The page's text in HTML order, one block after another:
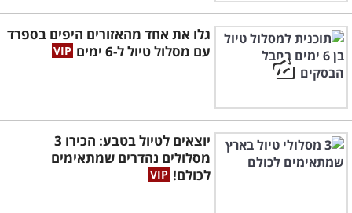
גלו את אחד מהאזורים היפים בספרד
עם מסלול טיול ל-6 ימים
יוצאים לטיול בטבע: הכירו 3
מסלולים נהדרים שמתאימים
לכולם!